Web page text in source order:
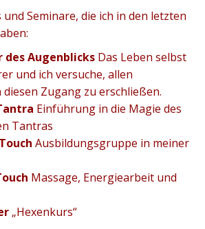
Seminare, die ich in den letzten
des Augenblicks Das Leben selbst
und ich versuche, allen
Zugang zu erschließen.
Einführung in die Magie des
Tantras
Ausbildungsgruppe in meiner
Massage, Energiearbeit und
„Hexenkurs“